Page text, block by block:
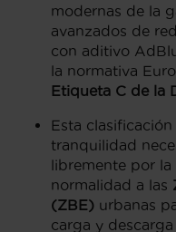
modernas de la
avanzados de
con aditivo
la normativa
Etiqueta C de la
Esta
tranquilidad
libremente por
normalidad a las
(ZBE) urbanas
carga y descarga